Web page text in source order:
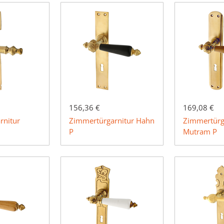
156,36 €
Zimmertürgarnitur Hahn
P
169,08 €
Mutram P